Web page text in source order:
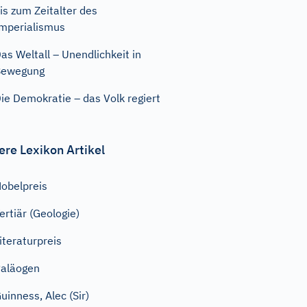
zum Zeitalter des
Weltall – Unendlichkeit in
Demokratie – das Volk regiert
Lexikon Artikel
(Geologie)
Alec (Sir)